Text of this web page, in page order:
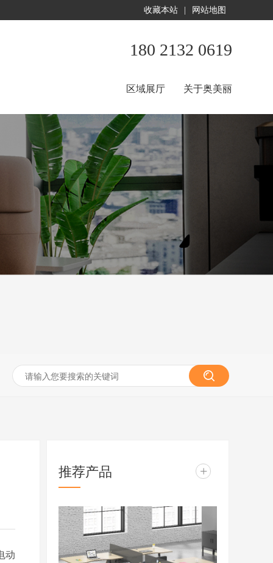
收藏本站 网站地图
180 2132 0619
关于奥美丽
区域展厅
动
推荐产品 +